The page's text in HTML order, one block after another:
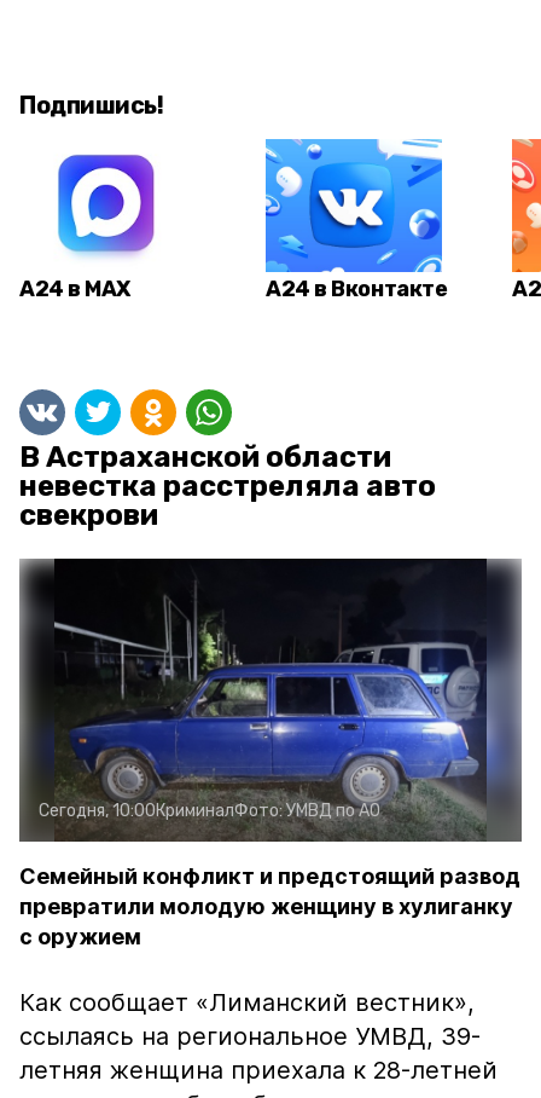
Подпишись!
А24 в MAX А24 в Вконтакте
В Астраханской области
невестка расстреляла авто
свекрови
Сегодня, 10:00КриминалФото:УМВД по АО
Семейный конфликт и предстоящий развод
превратили молодую женщину в хулиганку
с оружием
Как сообщает «Лиманский вестник»,
ссылаясь на региональное УМВД, 39-
летняя женщина приехала к 28-летней